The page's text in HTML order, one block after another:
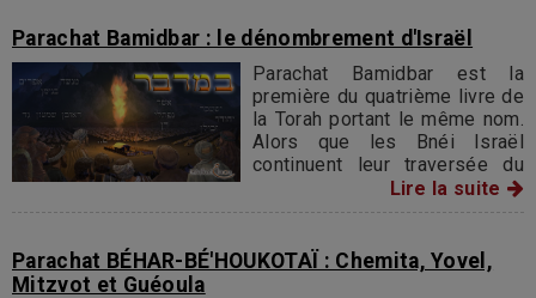
repos, à la famille et à la
gratitude envers D.ieu.
Parachat Bamidbar : le dénombrement d'Israël
Parachat Bamidbar est la
première du quatrième livre de
la Torah portant le même nom.
Alors que les Bnéi Israël
continuent leur traversée du
Sinaï, Hachem demande leur
recensement par tribu. Celle
service dans le Michkan (plus
tard le Beth Hamikdach)
Lire la suite
Parachat BÉHAR-BÉ'HOUKOTAÏ : Chemita, Yovel,
Mitzvot et Guéoula